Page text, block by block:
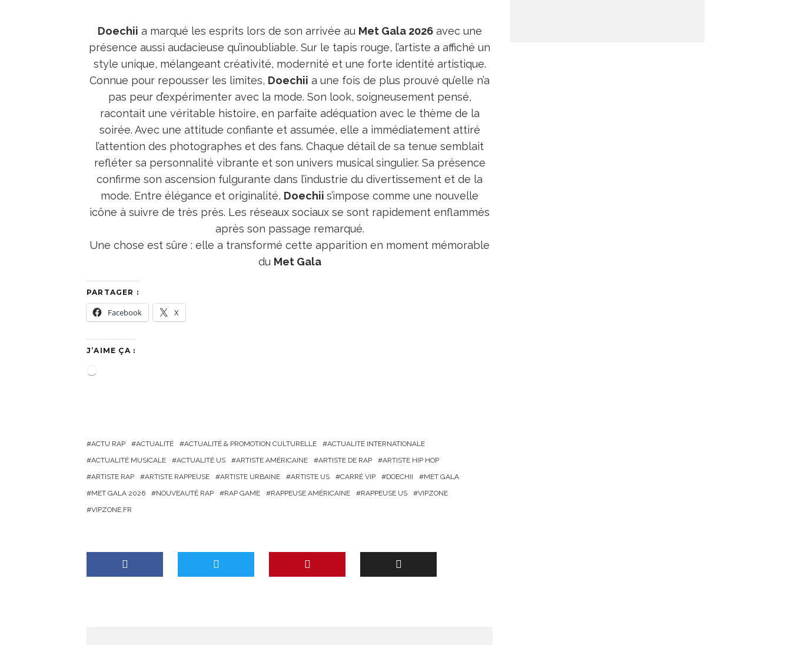
Doechii a marqué les esprits lors de son arrivée au Met Gala 2026avec une
présence aussi audacieuse qu’inoubliable. Sur le tapis rouge, l’artiste a affiché un
style unique, mélangeant créativité, modernité et une forte identité artistique.
Connue pour repousser les limites, Doechii a une fois de plus prouvé qu’elle n’a
pas peur d’expérimenter avec la mode. Son look, soigneusement pensé,
racontait une véritable histoire, en parfaite adéquation avec le thème de la
soirée. Avec une attitude confiante et assumée, elle a immédiatement attiré
l’attention des photographes et des fans. Chaque détail de sa tenue semblait
refléter sa personnalité vibrante et son univers musical singulier. Sa présence
confirme son ascension fulgurante dans l’industrie du divertissement et de la
mode. Entre élégance et originalité, Doechii s’impose comme une nouvelle
icône à suivre de très près. Les réseaux sociaux se sont rapidement enflammés
après son passage remarqué.
Une chose est sûre : elle a transformé cette apparition en moment mémorable
du Met Gala
PARTAGER :
Facebook X
J’AIME ÇA :
ACTU RAP ACTUALITÉ ACTUALITÉ & PROMOTION CULTURELLE
ACTUALITÉ INTERNATIONALE
ACTUALITÉ MUSICALE
ACTUALITÉ US ARTISTE AMÉRICAINE ARTISTE DE RAP
ARTISTE HIP HOP
ARTISTE RAP
ARTISTE RAPPEUSE ARTISTE URBAINE ARTISTE US CARRÉ VIP DOECHII
MET GALA
MET GALA 2026
NOUVEAUTÉ RAP RAP GAME RAPPEUSE AMÉRICAINE RAPPEUSE US
VIPZONE
VIPZONE.FR